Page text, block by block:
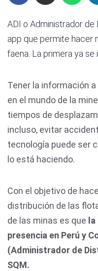
ADI o Administrador
app que permite hacer
faena. La primera ya se
Tener la información
en el mundo de la
tiempos de
incluso, evitar
tecnología puede ser
lo está haciendo.
Con el objetivo de
distribución de las
de las minas es que
presencia en Perú y
(Administrador de
SQM.